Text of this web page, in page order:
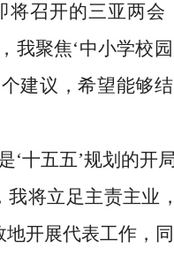
将召开的三亚两
我聚焦‘中小学校
建议，希望能够
‘十五五’规划的开
我将立足主责主业
地开展代表工作，